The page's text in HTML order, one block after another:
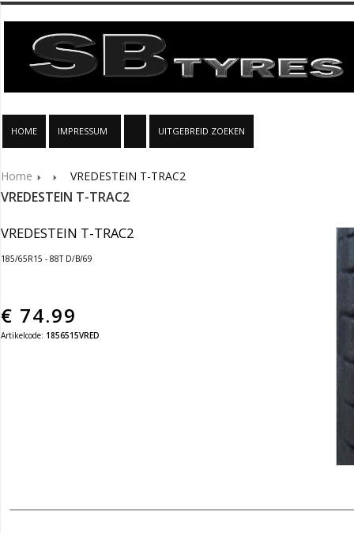
HOME IMPRESSUM UITGEBREID ZOEKEN
Home VREDESTEIN T-TRAC2
VREDESTEIN T-TRAC2
VREDESTEIN T-TRAC2
185/65R15 - 88T D/B/69
€ 74.99
Artikelcode: 1856515VRED